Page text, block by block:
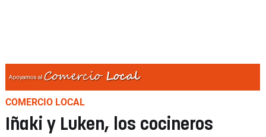
COMERCIO LOCAL
Iñaki y Luken, los cocineros